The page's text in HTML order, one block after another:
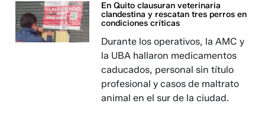
En Quito clausuran veterinaria
clandestina y rescatan tres perros en
condiciones críticas
Durante los operativos, la AMC y
la UBA hallaron medicamentos
caducados, personal sin título
profesional y casos de maltrato
animal en el sur de la ciudad.